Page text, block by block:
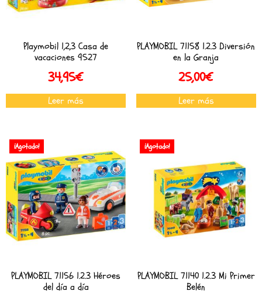
Playmobil 1,2,3 Casa de
vacaciones 9527
34,95€
Leer más
PLAYMOBIL 71158 1.2.3 Diversión
en la Granja
25,00€
Leer más
¡Agotado!
PLAYMOBIL 71156 1.2.3 Héroes
del día a día
¡Agotado!
PLAYMOBIL 71140 1.2.3 Mi Primer
Belén